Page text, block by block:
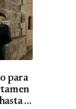
para
el